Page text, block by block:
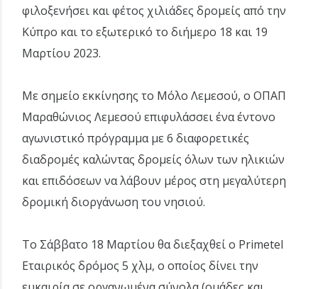
φιλοξενήσει και φέτος χιλιάδες δρομείς από την
Κύπρο και το εξωτερικό το διήμερο 18 και 19
Μαρτίου 2023.
Με σημείο εκκίνησης το Μόλο Λεμεσού, ο ΟΠΑΠ
Μαραθώνιος Λεμεσού επιφυλάσσει ένα έντονο
αγωνιστικό πρόγραμμα με 6 διαφορετικές
διαδρομές καλώντας δρομείς όλων των ηλικιών
και επιδόσεων να λάβουν μέρος στη μεγαλύτερη
δρομική διοργάνωση του νησιού.
Το Σάββατο 18 Μαρτίου θα διεξαχθεί ο Primetel
Εταιρικός δρόμος 5 χλμ, ο οποίος δίνει την